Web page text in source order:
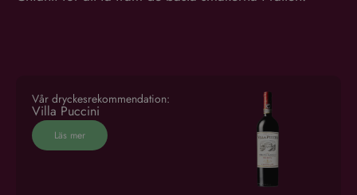
Läs mer
unika användare genom att
tilldela ett slumpmässigt
genererat nummer som
klientidentifierare. Den ingår
i varje sidförfrågan på en
webbplats och används för
att beräkna besökar-,
Integritetspolicy